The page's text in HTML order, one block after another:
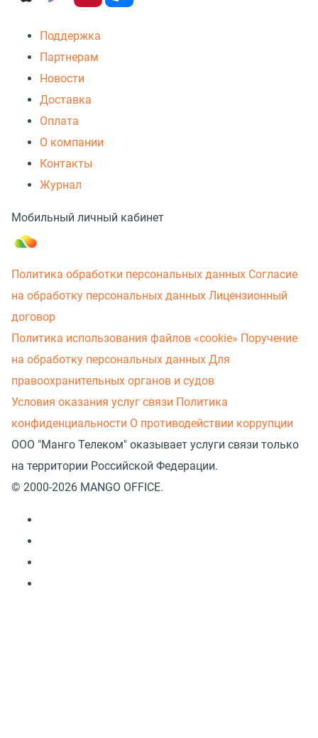
Поддержка
Партнерам
Новости
Доставка
Оплата
О компании
Контакты
Журнал
Мобильный личный кабинет
Политика обработки персональных данных Согласие
на обработку персональных данных Лицензионный
договор
Политика использования файлов «cookie» Поручение
на обработку персональных данных Для
правоохранительных органов и судов
Условия оказания услуг связи Политика
конфиденциальности О противодействии коррупции
ООО "Манго Телеком" оказывает услуги связи только
на территории Российской Федерации.
© 2000-2026 MANGO OFFICE.